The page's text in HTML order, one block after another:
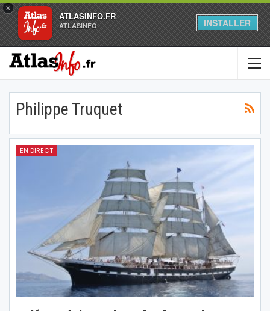
×
ATLASINFO.FR
ATLASINFO INSTALLER
Philippe Truquet
EN DIRECT